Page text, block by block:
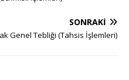
SONRAKI
Genel Tebliği (Tahsis İşlemleri)